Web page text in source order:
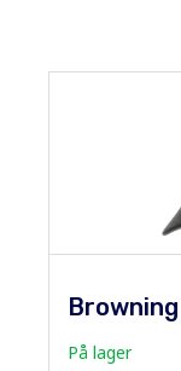
Browning
På lager